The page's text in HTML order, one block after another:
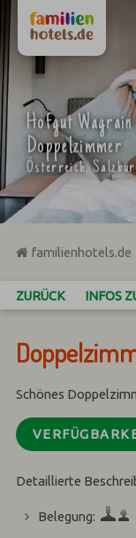
Hofgut
Doppelzimmer
Österreich,
familienhotels.de
ZURÜCK INFOS
Schönes
Detaillierte
Belegung: